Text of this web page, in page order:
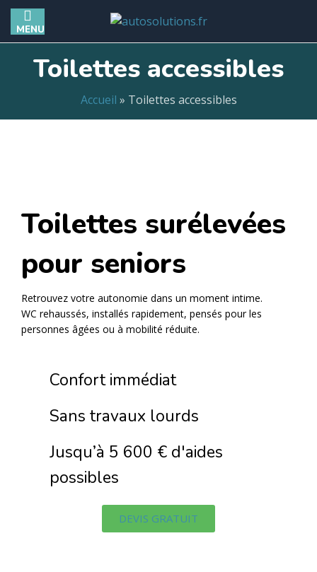
MENU
Toilettes accessibles
Accueil » Toilettes accessibles
Toilettes surélevées
pour seniors
Retrouvez votre autonomie dans un moment intime.
WC rehaussés, installés rapidement, pensés pour les
personnes âgées ou à mobilité réduite.
Confort immédiat
Sans travaux lourds
Jusqu’à 5 600 € d'aides
possibles
DEVIS GRATUIT